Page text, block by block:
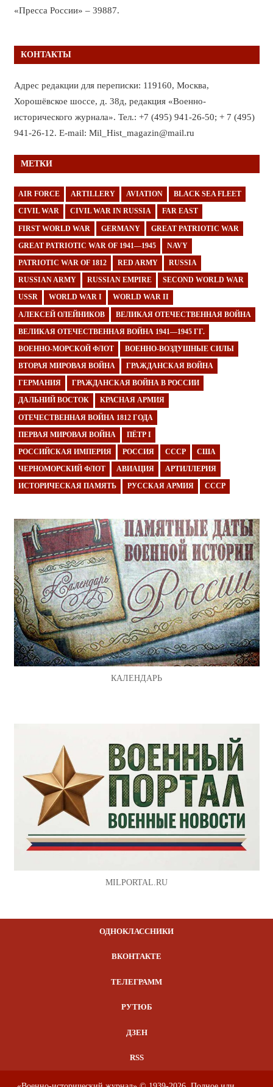
«Пресса России» – 39887.
КОНТАКТЫ
Адрес редакции для переписки: 119160, Москва,
Хорошёвское шоссе, д. 38д, редакция «Военно-
исторического журнала». Тел.: +7 (495) 941-26-50; + 7 (495)
941-26-12. E-mail: Mil_Hist_magazin@mail.ru
МЕТКИ
AIR FORCE ARTILLERY AVIATION BLACK SEA FLEET
CIVIL WAR CIVIL WAR IN RUSSIA FAR EAST
FIRST WORLD WAR GERMANY GREAT PATRIOTIC WAR
GREAT PATRIOTIC WAR OF 1941—1945 NAVY
PATRIOTIC WAR OF 1812 RED ARMY RUSSIA
RUSSIAN ARMY RUSSIAN EMPIRE SECOND WORLD WAR
USSR WORLD WAR I WORLD WAR II
АЛЕКСЕЙ ОЛЕЙНИКОВ ВЕЛИКАЯ ОТЕЧЕСТВЕННАЯ ВОЙНА
ВЕЛИКАЯ ОТЕЧЕСТВЕННАЯ ВОЙНА 1941—1945 ГГ.
ВОЕННО-МОРСКОЙ ФЛОТ ВОЕННО-ВОЗДУШНЫЕ СИЛЫ
ВТОРАЯ МИРОВАЯ ВОЙНА ГРАЖДАНСКАЯ ВОЙНА
ГЕРМАНИЯ ГРАЖДАНСКАЯ ВОЙНА В РОССИИ
ДАЛЬНИЙ ВОСТОК КРАСНАЯ АРМИЯ
ОТЕЧЕСТВЕННАЯ ВОЙНА 1812 ГОДА
ПЕРВАЯ МИРОВАЯ ВОЙНА ПЁТР I
РОССИЙСКАЯ ИМПЕРИЯ РОССИЯ СССР США
ЧЕРНОМОРСКИЙ ФЛОТ АВИАЦИЯ АРТИЛЛЕРИЯ
ИСТОРИЧЕСКАЯ ПАМЯТЬ РУССКАЯ АРМИЯ СССР
КАЛЕНДАРЬ
MILPORTAL.RU
ОДНОКЛАССНИКИ
ВКОНТАКТЕ
ТЕЛЕГРАММ
РУТЮБ
ДЗЕН
RSS